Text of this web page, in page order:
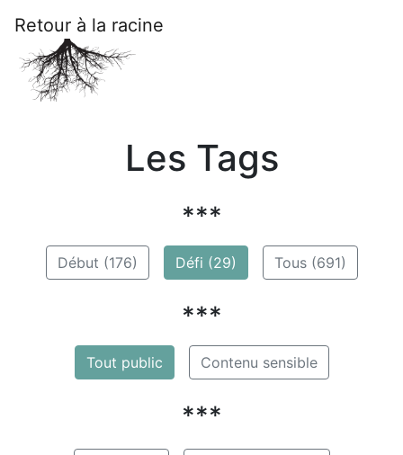
Retour à la racine
Les Tags
***
Début (176) Défi (29) Tous (691)
***
Tout public Contenu sensible
***